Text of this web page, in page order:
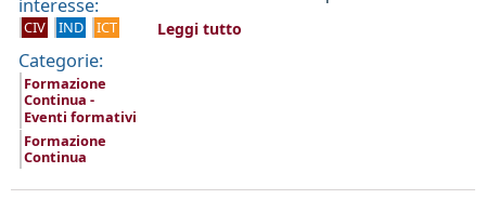
interesse:
CIV IND ICT
Categorie:
Formazione
Continua -
Eventi formativi
Formazione
Continua
Leggi tutto